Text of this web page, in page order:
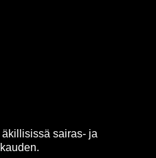
sairas-​ ja